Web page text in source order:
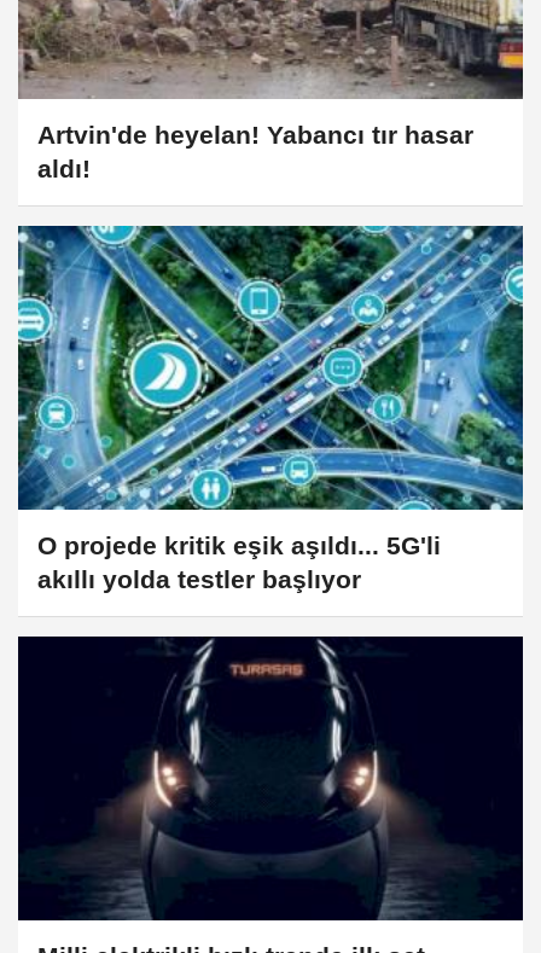
Artvin'de heyelan! Yabancı tır hasar
aldı!
O projede kritik eşik aşıldı... 5G'li
akıllı yolda testler başlıyor